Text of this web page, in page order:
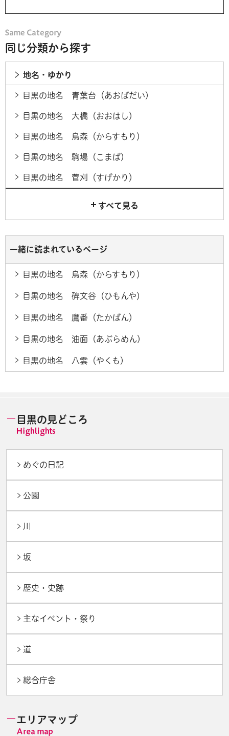
同じ分類から探す
地名・ゆかり
目黒の地名 青葉台（あおばだい）
目黒の地名 大橋（おおはし）
目黒の地名 烏森（からすもり）
目黒の地名 駒場（こまば）
目黒の地名 菅刈（すげかり）
すべて見る
一緒に読まれているページ
目黒の地名 烏森（からすもり）
目黒の地名 碑文谷（ひもんや）
目黒の地名 鷹番（たかばん）
目黒の地名 油面（あぶらめん）
目黒の地名 八雲（やくも）
目黒の見どころ
めぐの日記
公園
川
坂
歴史・史跡
主なイベント・祭り
道
総合庁舎
エリアマップ